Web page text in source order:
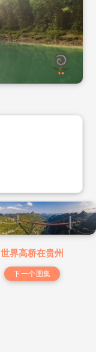
世界高桥在贵州
下一个图集